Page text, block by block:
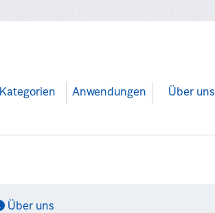
Kategorien Anwendungen Über uns
Über uns